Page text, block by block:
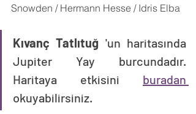
Snowden / Hermann Hesse / Idris Elba
Kıvanç Tatlıtuğ 'un haritasında
Jupiter Yay burcundadır.
Haritaya etkisini
okuyabilirsiniz.